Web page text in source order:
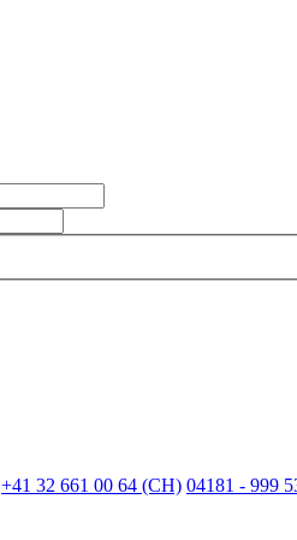
+41 32 661 00 64 (CH) 04181 - 999